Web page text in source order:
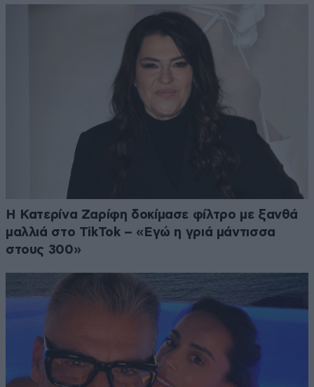
Η Κατερίνα Ζαρίφη δοκίμασε φίλτρο με ξανθά
μαλλιά στο TikTok – «Εγώ η γριά μάντισσα
στους 300»